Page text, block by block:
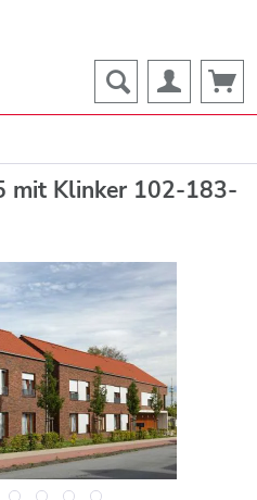
mit Klinker 102-183-